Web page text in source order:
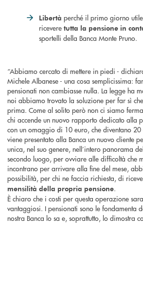
Libertà perché il primo giorno
ricevere tutta la pensione in
sportelli della Banca Monte Pruno.
“Abbiamo cercato di mettere in piedi -
Michele Albanese - una cosa semplicissima:
pensionati non cambiasse nulla. La legge ha
noi abbiamo trovato la soluzione per far sì
prima. Come al solito però non ci siamo
chi accende un nuovo rapporto dedicato alla
con un omaggio di 10 euro, che diventano 20
viene presentato alla Banca un nuovo cliente
unica, nel suo genere, nell’intero panorama
secondo luogo, per ovviare alle difficoltà che
incontrano per arrivare alla fine del mese,
possibilità, per chi ne faccia richiesta, di
mensilità della propria pensione.
È chiaro che i costi per questa operazione
vantaggiosi. I pensionati sono le fondamenta
nostra Banca lo sa e, soprattutto, lo dimostra